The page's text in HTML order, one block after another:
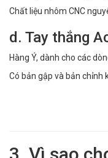
Chất liệu nhôm CNC
d. Tay thắng
Hàng Ý, dành cho các
Có bản gập và bản chỉnh